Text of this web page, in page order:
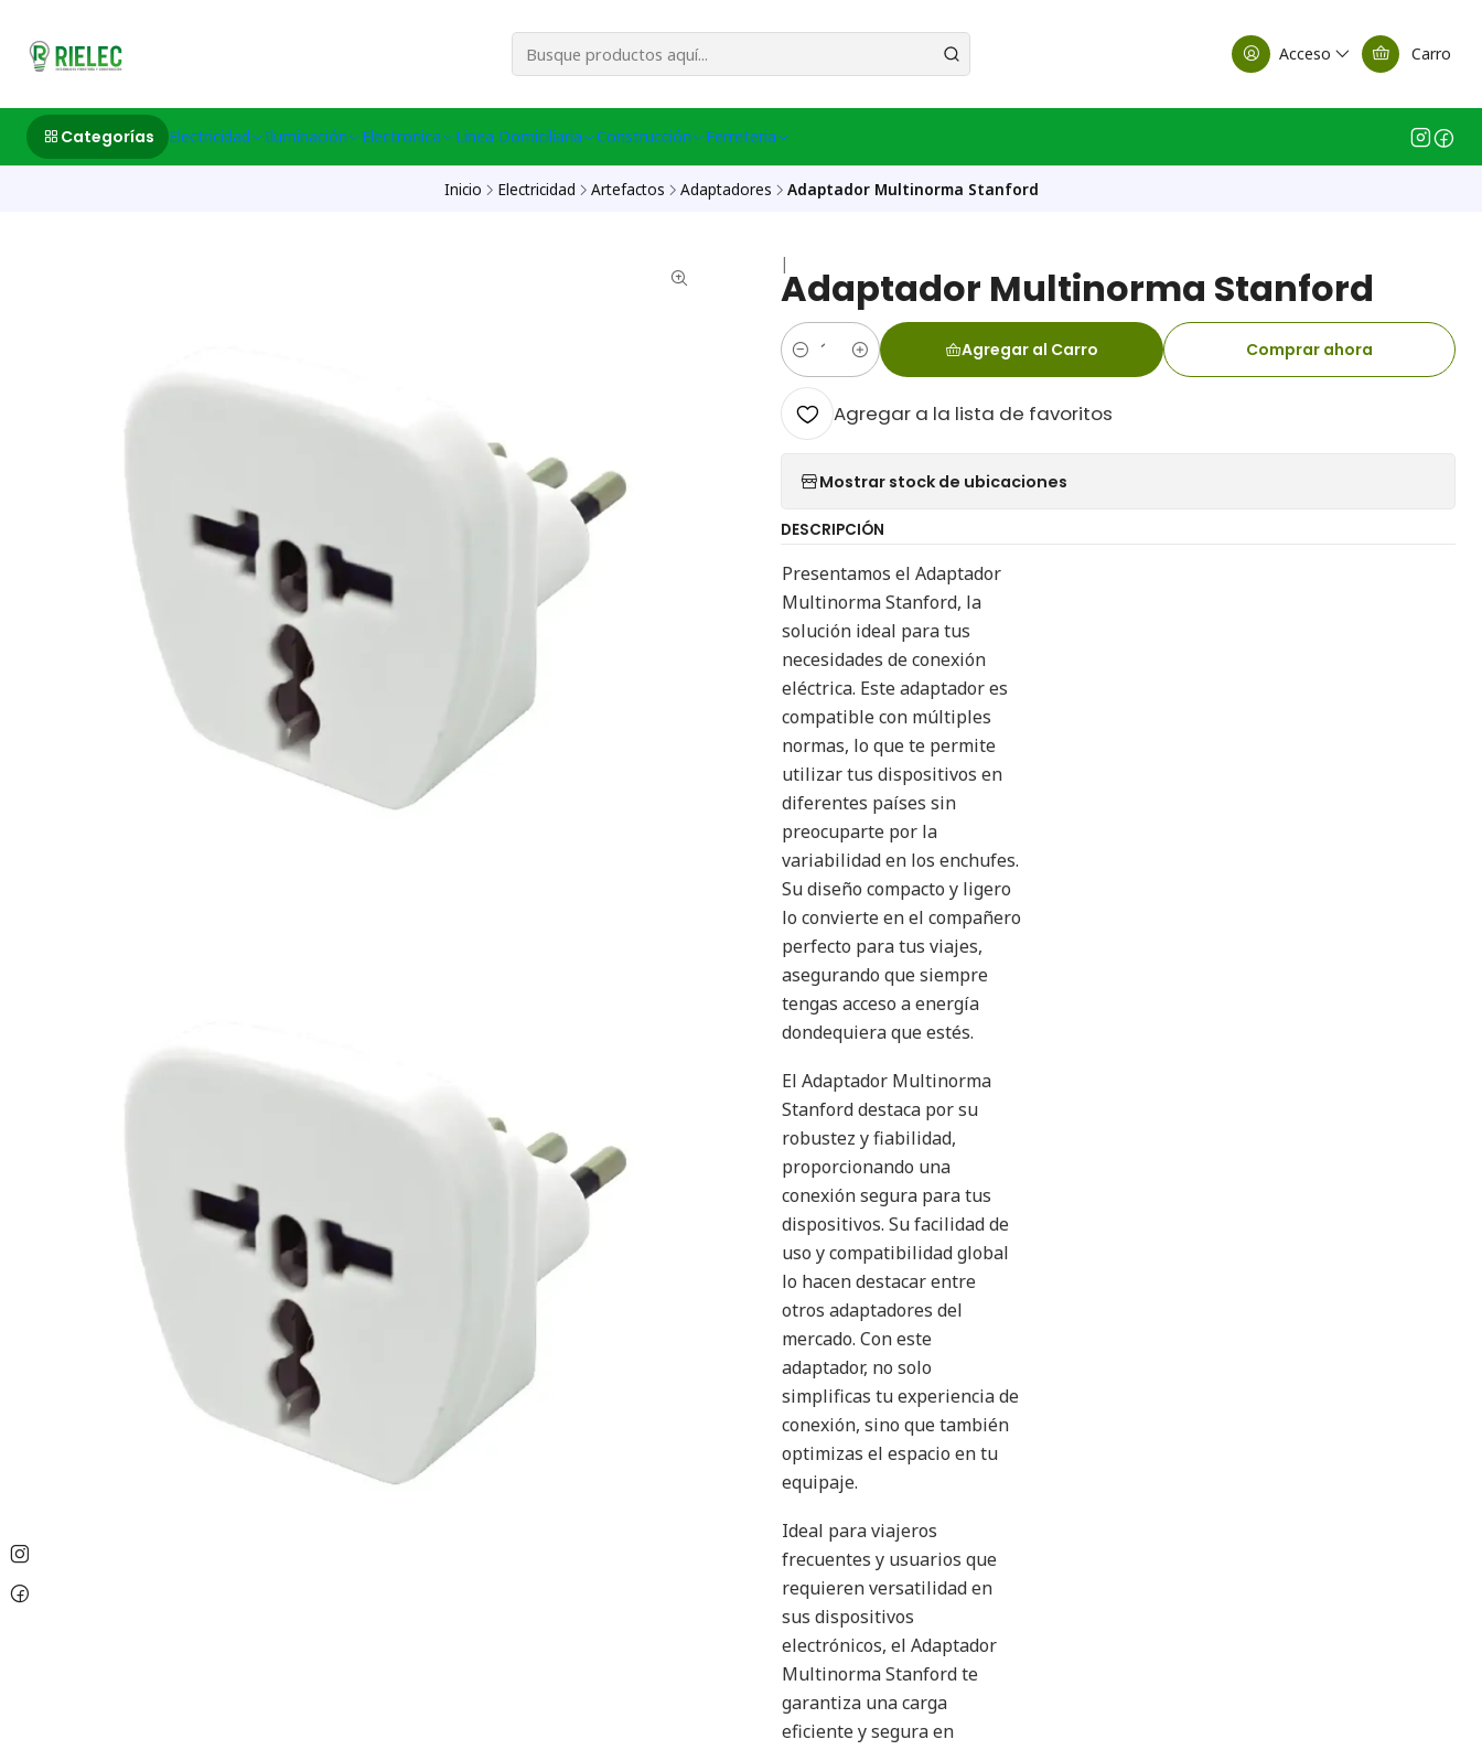
Acceso Carro
Categorías Electricidad Iluminación Electronica Linea Domiciliaria Construcción Ferreteria
Inicio Electricidad Artefactos Adaptadores Adaptador Multinorma Stanford
|
Adaptador Multinorma Stanford
Cantidad
Agregar al Carro Comprar ahora
Agregar a la lista de favoritos
Mostrar stock de ubicaciones
DESCRIPCIÓN
Presentamos el Adaptador
Multinorma Stanford, la
solución ideal para tus
necesidades de conexión
eléctrica. Este adaptador es
compatible con múltiples
normas, lo que te permite
utilizar tus dispositivos en
diferentes países sin
preocuparte por la
variabilidad en los enchufes.
Su diseño compacto y ligero
lo convierte en el compañero
perfecto para tus viajes,
asegurando que siempre
tengas acceso a energía
dondequiera que estés.
El Adaptador Multinorma
Stanford destaca por su
robustez y fiabilidad,
proporcionando una
conexión segura para tus
dispositivos. Su facilidad de
uso y compatibilidad global
lo hacen destacar entre
otros adaptadores del
mercado. Con este
adaptador, no solo
simplificas tu experiencia de
conexión, sino que también
optimizas el espacio en tu
equipaje.
Ideal para viajeros
frecuentes y usuarios que
requieren versatilidad en
sus dispositivos
electrónicos, el Adaptador
Multinorma Stanford te
garantiza una carga
eficiente y segura en